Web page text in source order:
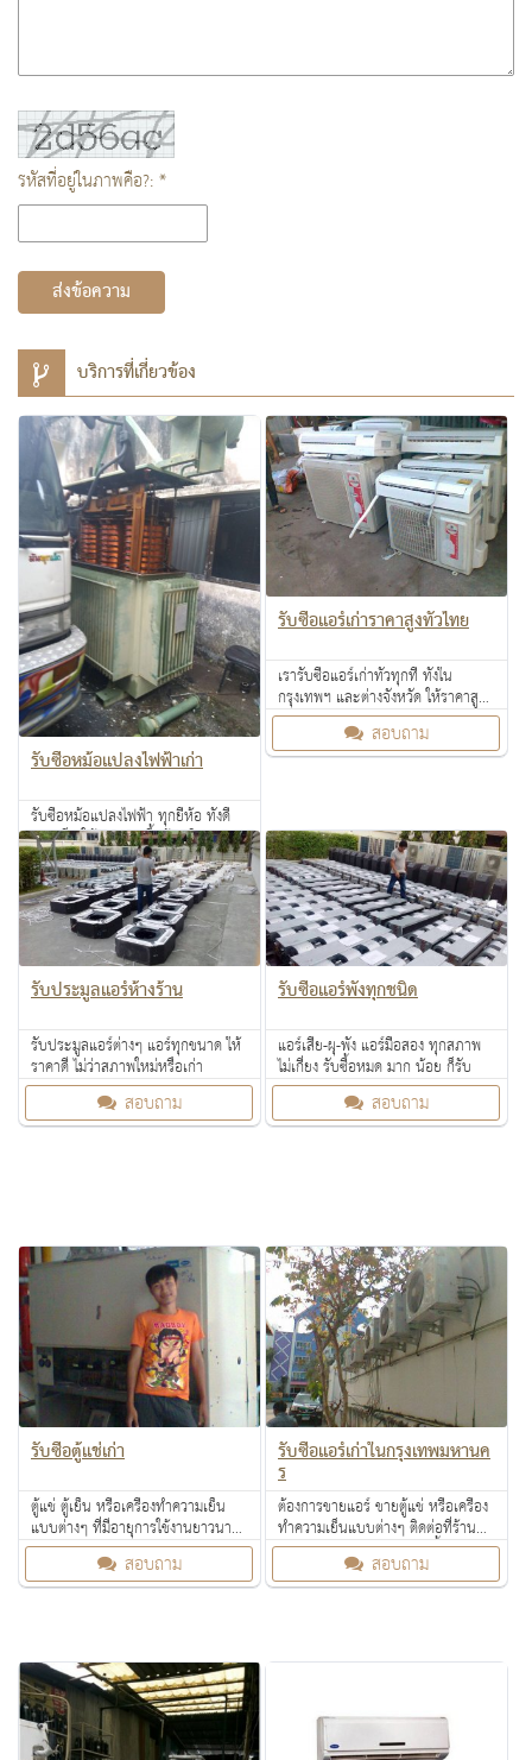
รหัสที่อยู่ในภาพคือ?: *
ส่งข้อความ
บริการที่เกี่ยวข้อง
รับซื้อหม้อแปลงไฟฟ้าเก่า
รับซื้อหม้อแปลงไฟฟ้า ทุกยี่ห้อ ทั้งดี
และเสีย ให้ราคาสูง ซื้อด้วยเงินสด
ทันที สอบถาม
รับซื้อแอร์เก่าราคาสูงทั่วไทย
เรารับซื้อแอร์เก่าทั่วทุกที่ ทั้งใน
กรุงเทพฯ และต่างจังหวัด ให้ราคาสูง
สามารถติดต่อสอบถามเราได้ตลอด 24
สอบถาม
รับประมูลแอร์ห้างร้าน
รับประมูลแอร์ต่างๆ แอร์ทุกขนาด ให้
ราคาดี ไม่ว่าสภาพใหม่หรือเก่า
สอบถาม
รับซื้อแอร์พังทุกชนิด
แอร์เสีย-ผุ-พัง แอร์มือสอง ทุกสภาพ
ไม่เกี่ยง รับซื้อหมด มาก น้อย ก็รับ
สอบถาม
รับซื้อตู้แช่เก่า
ตู้แช่ ตู้เย็น หรือเครื่องทำความเย็น
แบบต่างๆ ที่มีอายุการใช้งานยาวนาน
เก่า ทำให้เปลืองไฟ กินไฟมาก ไม่ควร
เก็บไว้ นำมาขายกับเราเพื่อซื้อเครื่อง
ใหม่ดีกว่
สอบถาม
รับซื้อแอร์เก่าในกรุงเทพมหานค
ร
ต้องการขายแอร์ ขายตู้แช่ หรือเครื่อง
ทำความเย็นแบบต่างๆ ติดต่อที่ร้าน
ศตวรรษ (ซอยเสือใหญ่) รับซื้อในเขต
สอบถาม